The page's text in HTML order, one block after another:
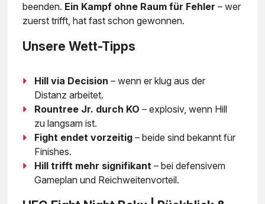
beenden. Ein Kampf ohne Raum für Fehler – wer
zuerst trifft, hat fast schon gewonnen.
Unsere Wett-Tipps
Hill via Decision – wenn er klug aus der
Distanz arbeitet.
Rountree Jr. durch KO – explosiv, wenn Hill
zu langsam ist.
Fight endet vorzeitig – beide sind bekannt für
Finishes.
Hill trifft mehr signifikant – bei defensivem
Gameplan und Reichweitenvorteil.